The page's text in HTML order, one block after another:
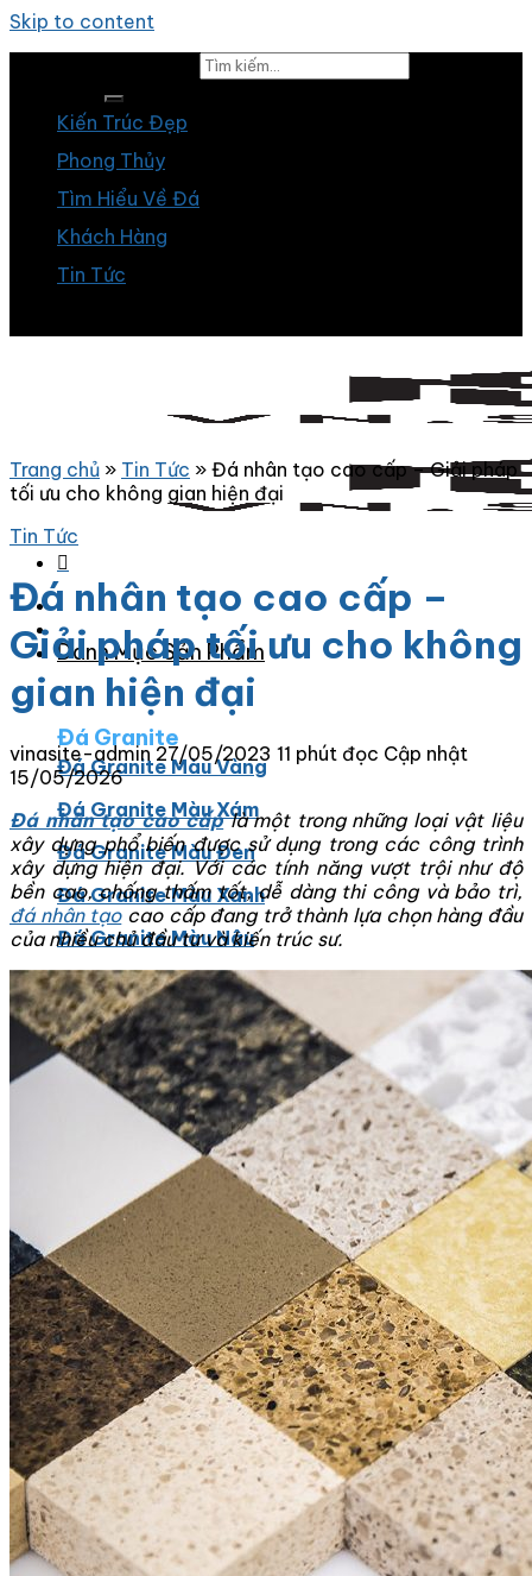
Skip to content
Kiến Trúc Đẹp
Phong Thủy
Tìm Hiểu Về Đá
Khách Hàng
Tin Tức
Danh Mục Sản Phẩm
Đá Granite
Đá Granite Màu Vàng
Đá Granite Màu Xám
Đá Granite Màu Đen
Đá Granite Màu Xanh
Đá Granite Màu Nâu
Đá Granite Màu Đỏ
Đá Travertine
Đá Marble
Đá Marble Màu Kem
Đá Marble Màu Nâu
Đá Marble Màu Đen
Đá Marble Màu Đỏ
Đá Marble Màu Vàng
Đá Marble Màu Trắng
Đá Marble Màu Xanh
Đá Ốp
Đá Ốp Bàn Bếp Nhân Tạo​
Đá Ốp Mộ
Đá Ốp Cột
Đá Ốp Thang Máy
Trang chủ » Tin Tức » Đá nhân tạo cao cấp – Giải pháp
tối ưu cho không gian hiện đại
Tin Tức
Đá nhân tạo cao cấp –
Giải pháp tối ưu cho không
gian hiện đại
vinasite-admin 27/05/2023 11 phút đọc Cập nhật
15/05/2026
Đá nhân tạo cao cấplà một trong những loại vật liệu
xây dựng phổ biến được sử dụng trong các công trình
xây dựng hiện đại. Với các tính năng vượt trội như độ
bền cao, chống thấm tốt, dễ dàng thi công và bảo trì,
đá nhân tạocao cấp đang trở thành lựa chọn hàng đầu
của nhiều chủ đầu tư và kiến trúc sư.